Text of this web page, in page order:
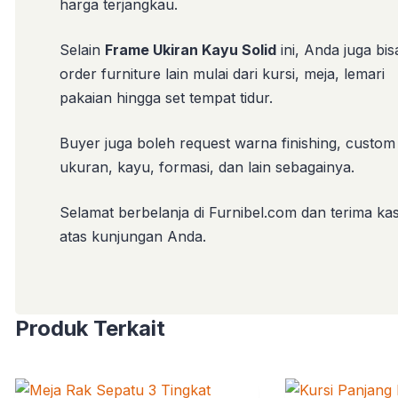
harga terjangkau.
Selain Frame Ukiran Kayu Solid ini, Anda juga
order furniture lain mulai dari kursi, meja, lemari
pakaian hingga set tempat tidur.
Buyer juga boleh request warna finishing, custom
ukuran, kayu, formasi, dan lain sebagainya.
Selamat berbelanja di Furnibel.com dan terima
atas kunjungan Anda.
Produk Terkait